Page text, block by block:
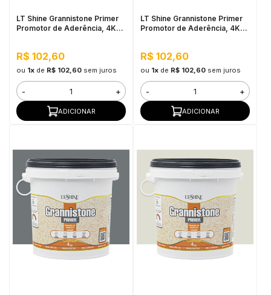
LT Shine Grannistone Primer
Promotor de Aderência, 4KG
R$ 102,60
ou 1xde R$ 102,60 sem juros
- +
ADICIONAR
LT Shine Grannistone Primer
Promotor de Aderência, 4KG
R$ 102,60
ou 1xde R$ 102,60 sem juros
- +
ADICIONAR